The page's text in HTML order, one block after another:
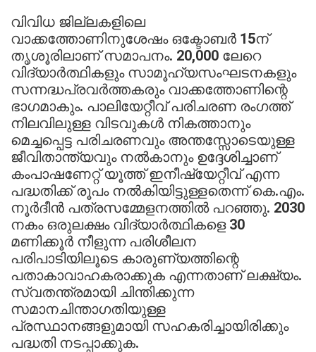
വിവിധ ജില്ലകളിലെ
വാക്കത്തോണിനുശേഷം ഒക്ടോബര്‍ 15ന്
തൃശൂരിലാണ് സമാപനം. 20,000 ലേറെ
വിദ്യാര്‍ത്ഥികളും സാമൂഹ്യസംഘടനകളും
സന്നദ്ധപ്രവര്‍ത്തകരും വാക്കത്തോണിന്റെ
ഭാഗമാകും. പാലിയേറ്റീവ് പരിചരണ രംഗത്ത്
നിലവിലുള്ള വിടവുകള്‍ നികത്താനും
മെച്ചപ്പെട്ട പരിചരണവും അന്തസ്സോടെയുള്ള
ജീവിതാന്ത്യവും നല്‍കാനും ഉദ്ദേശിച്ചാണ്
കംപാഷണേറ്റ് യൂത്ത് ഇനീഷ്യേറ്റീവ് എന്ന
പദ്ധതിക്ക് രൂപം നല്‍കിയിട്ടുള്ളതെന്ന് കെ.എം.
നൂര്‍ദീന്‍ പത്രസമ്മേളനത്തില്‍ പറഞ്ഞു. 2030
നകം ഒരുലക്ഷം വിദ്യാര്‍ത്ഥികളെ 30
മണിക്കൂര്‍ നീളുന്ന പരിശീലന
പരിപാടിയിലൂടെ കാരുണ്യത്തിന്റെ
പതാകാവാഹകരാക്കുക എന്നതാണ് ലക്ഷ്യം.
സ്വതന്ത്രമായി ചിന്തിക്കുന്ന
സമാനചിന്താഗതിയുള്ള
പ്രസ്ഥാനങ്ങളുമായി സഹകരിച്ചായിരിക്കും
പദ്ധതി നടപ്പാക്കുക.